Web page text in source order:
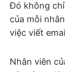
Đó không
của mỗi
việc viết
Nhân viên